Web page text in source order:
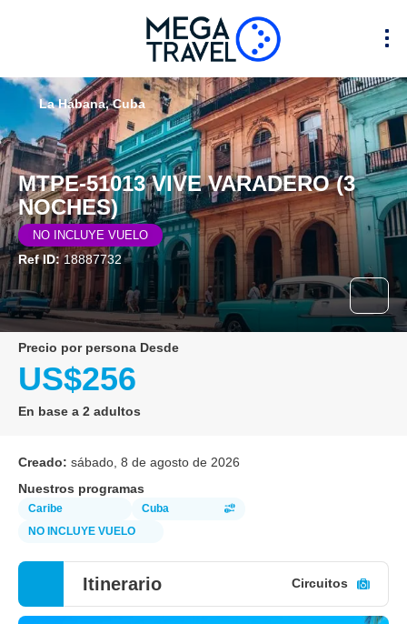
MTPE-51013 VIVE VARADERO (3
NOCHES)
NO INCLUYE VUELO
Ref ID:18887732
La Habana, Cuba
precio por persona Desde
US$256
En base a 2 adultos
Creado: sábado, 8 de agosto de 2026
Nuestros programas
Caribe
Cuba
NO INCLUYE VUELO
Itinerario Circuitos